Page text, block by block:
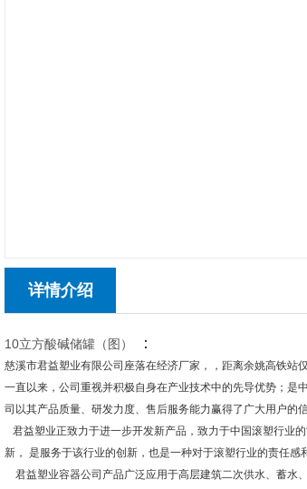
详情介绍
10立方酸碱储罐（图） ：
慈溪市君益塑业有限公司座落在经济厂家，，距离余姚高铁站
一直以来，公司重视并积极自身在产业技术中的先导优势；是
司以其产品质量、研发力度、售后服务能力赢得了广大用户的
君益塑业正致力于进一步开发新产品，致力于中国滚塑行业
新， 是服务于该行业的创新，也是一种对于滚塑行业的责任感
君益塑业容器公司产品广泛应用于高层建筑二次供水、蓄水